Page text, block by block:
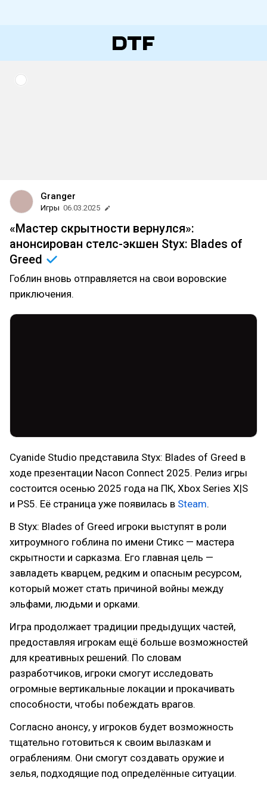
Granger
Игры 06.03.2025
«Мастер скрытности вернулся»:
анонсирован стелс-экшен Styx: Blades of
Greed
Гоблин вновь отправляется на свои воровские
приключения.
Cyanide Studio представила Styx: Blades of Greed в
ходе презентации Nacon Connect 2025. Релиз игры
состоится осенью 2025 года на ПК, Xbox Series X|S
и PS5. Её страница уже появилась в Steam.
В Styx: Blades of Greed игроки выступят в роли
хитроумного гоблина по имени Стикс — мастера
скрытности и сарказма. Его главная цель —
завладеть кварцем, редким и опасным ресурсом,
который может стать причиной войны между
эльфами, людьми и орками.
Игра продолжает традиции предыдущих частей,
предоставляя игрокам ещё больше возможностей
для креативных решений. По словам
разработчиков, игроки смогут исследовать
огромные вертикальные локации и прокачивать
способности, чтобы побеждать врагов.
Согласно анонсу, у игроков будет возможность
тщательно готовиться к своим вылазкам и
ограблениям. Они смогут создавать оружие и
зелья, подходящие под определённые ситуации.